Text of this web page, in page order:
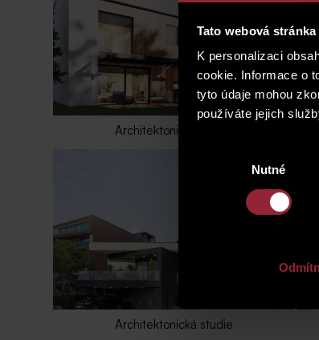
Tato webová
K personalizaci
cookie. Informace o
tyto údaje mohou
používáte jejich
Nutné
Architektonická studie
Architektonická studie